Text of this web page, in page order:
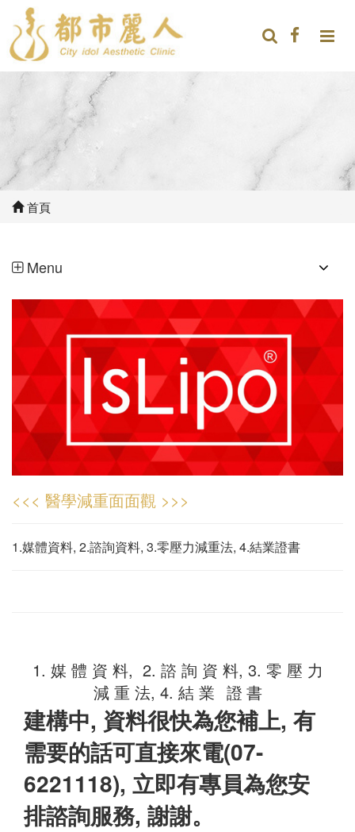
首頁
Menu
<<< 醫學減重面面觀 >>>
1.媒體資料, 2.諮詢資料, 3.零壓力減重法, 4.結業證書
1. 媒 體 資 料, 2. 諮 詢 資 料, 3. 零 壓 力
減 重 法, 4. 結 業 證 書
建構中, 資料很快為您補上, 有
需要的話可直接來電(07-
6221118), 立即有專員為您安
排諮詢服務, 謝謝。